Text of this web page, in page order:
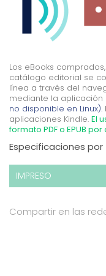
Los eBooks
catálogo editorial se
línea a través del
mediante la aplicación
no disponible en Linux).
aplicaciones Kindle. El
formato PDF o EPUB
Especificaciones
IMPRESO
Compartir en las